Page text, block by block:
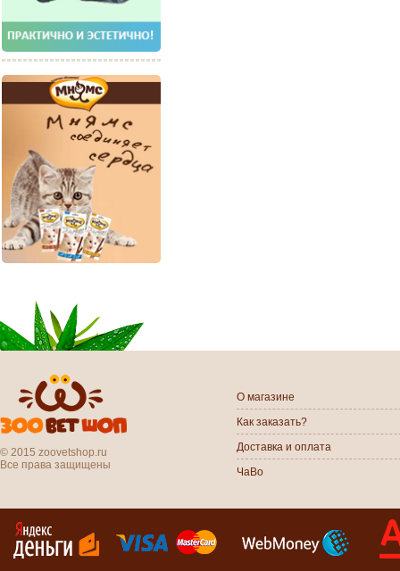
© 2015 zoovetshop.ru
Все права защищены
О магазине
Как заказать?
Доставка и оплата
ЧаВо